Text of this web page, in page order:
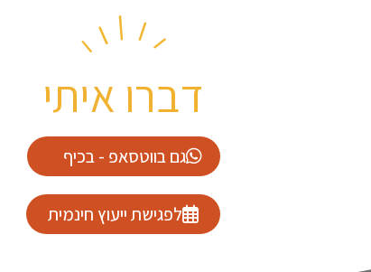
דברו איתי
גם בווטסאפ - בכיף
לפגישת ייעוץ חינמית